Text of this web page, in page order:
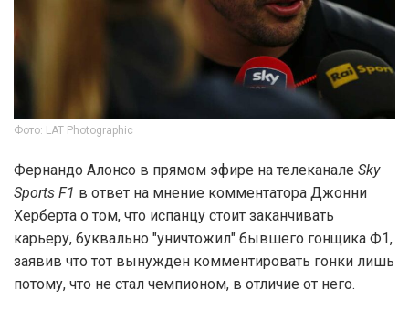
Фото: LAT Photographic
Фернандо Алонсо в прямом эфире на телеканале Sky
Sports F1 в ответ на мнение комментатора Джонни
Херберта о том, что испанцу стоит заканчивать
карьеру, буквально "уничтожил" бывшего гонщика Ф1,
заявив что тот вынужден комментировать гонки лишь
потому, что не стал чемпионом, в отличие от него.